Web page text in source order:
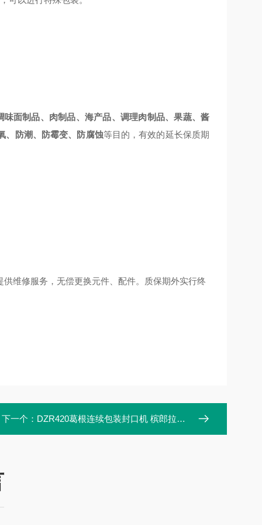
味面制品、肉制品、海产品、调理肉制品、果蔬、酱
、防潮、防霉变、防腐蚀等目的，有效的延长保质期
维修服务，无偿更换元件、配件。质保期外实行终
下一个： DZR420葛根连续包装封口机 槟郎拉伸抽真空机